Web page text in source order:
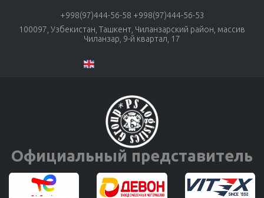
+998(97)444-56-58 +998(97)444-56-53
100097, Узбекистан, Ташкент, Чиланзарский район, массив
Чиланзар, 9-й квартал, 17
Официальный представитель